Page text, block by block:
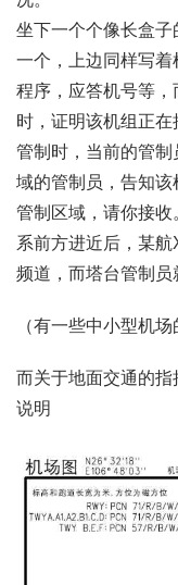
坐下一个个像长盒子
一个，上边同样写
程序，应答机号等
时，证明该机组正
管制时，当前的管
域的管制员，告知
管制区域，请你接
系前方进近后，某
频道，而塔台管制员
（有一些中小型机
而关于地面交通的指
说明